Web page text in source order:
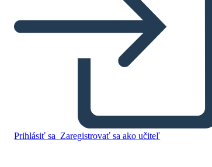
Prihlásiť sa Zaregistrovať sa ako učiteľ